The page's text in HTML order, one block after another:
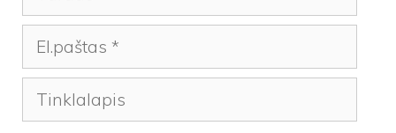
El.paštas
Tinklalapis